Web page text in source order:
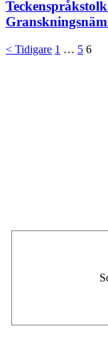
Sidnumrering
< Tidigare 1 … 5 6